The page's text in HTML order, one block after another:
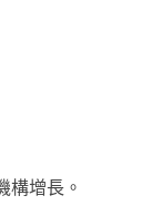
構增長。